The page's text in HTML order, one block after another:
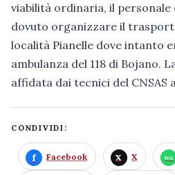
viabilità ordinaria, il personale
dovuto organizzare il
località Pianelle dove intanto
ambulanza del 118 di Bojano.
affidata dai tecnici del CNSAS
CONDIVIDI:
Facebook X